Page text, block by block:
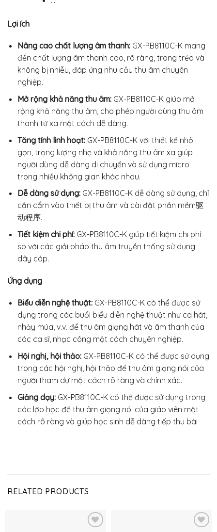
Lợi ích
Nâng cao chất lượng âm thanh:GX-PB8110C-K mang
đến chất lượng âm thanh cao, rõ ràng, trong trẻo và
không bị nhiễu, đáp ứng nhu cầu thu âm chuyên
nghiệp.
Mở rộng khả năng thu âm:GX-PB8110C-K giúp mở
rộng khả năng thu âm, cho phép người dùng thu âm
thanh từ xa một cách dễ dàng.
Tăng tính linh hoạt:GX-PB8110C-K với thiết kế nhỏ
gọn, trọng lượng nhẹ và khả năng thu âm xa giúp
người dùng dễ dàng di chuyển và sử dụng micro
trong nhiều không gian khác nhau.
Dễ dàng sử dụng:GX-PB8110C-K dễ dàng sử dụng, chỉ
cần cắm vào thiết bị thu âm và cài đặt phần mềm驱
动程序.
Tiết kiệm chi phí:GX-PB8110C-K giúp tiết kiệm chi phí
so với các giải pháp thu âm truyền thống sử dụng
dây cáp.
Ứng dụng
Biểu diễn nghệ thuật:GX-PB8110C-K có thể được sử
dụng trong các buổi biểu diễn nghệ thuật như ca hát,
nhảy múa, v.v. để thu âm giọng hát và âm thanh của
các ca sĩ, nhạc công một cách chuyên nghiệp.
Hội nghị, hội thảo:GX-PB8110C-K có thể được sử dụng
trong các hội nghị, hội thảo để thu âm giọng nói của
người tham dự một cách rõ ràng và chính xác.
Giảng dạy:GX-PB8110C-K có thể được sử dụng trong
các lớp học để thu âm giọng nói của giáo viên một
cách rõ ràng và giúp học sinh dễ dàng tiếp thu bài
RELATED PRODUCTS